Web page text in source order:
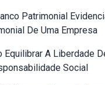
Patrimonial
De Uma Empresa
Equilibrar A Liberdade
Social